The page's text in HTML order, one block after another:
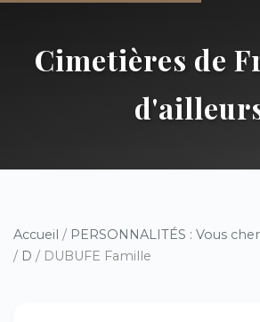
Cimetières de
Accueil / PERSONNALITÉS : Vous
/ D / DUBUFE Famille